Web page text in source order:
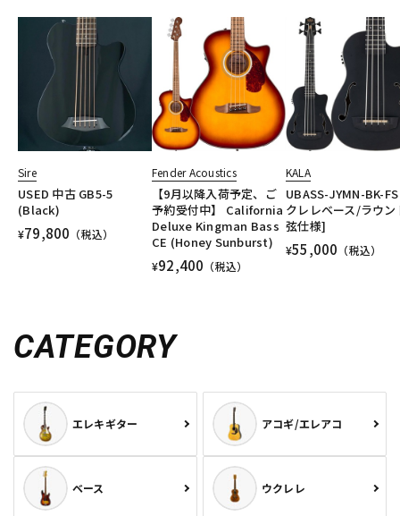
Sire
USED 中古 GB5-5
(Black)
¥79,800 （税込）
Fender Acoustics
【9月以降入荷予定、ご
予約受付中】 California
Deluxe Kingman Bass
CE (Honey Sunburst)
¥92,400 （税込）
KALA
UBASS-JYMN-BK-
クレレベース/ラウン
弦仕様]
¥55,000 （税込）
CATEGORY
エレキギター アコギ/エレアコ
ベース ウクレレ